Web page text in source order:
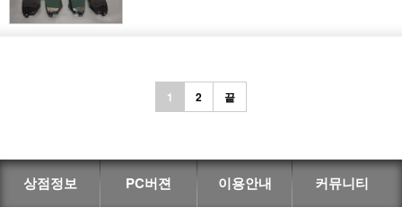
1 2 끝
상점정보 PC버젼 이용안내 커뮤니티